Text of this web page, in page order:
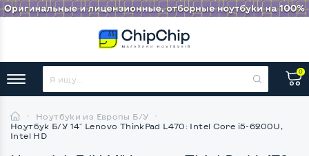
0
Ноутбуки из Европы Б/У
Ноутбук Б/У 14" Lenovo ThinkPad L470: Intel Core i5-6200U,
Intel HD